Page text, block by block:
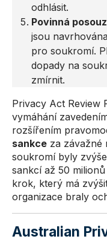
odhlásit.
Povinná
jsou
pro soukromí.
dopady na
zmírnit.
Privacy Act Review
vymáhání
rozšířením
sankce za závažné
soukromí byly
sankcí až 50
krok, který má
organizace braly
Australian